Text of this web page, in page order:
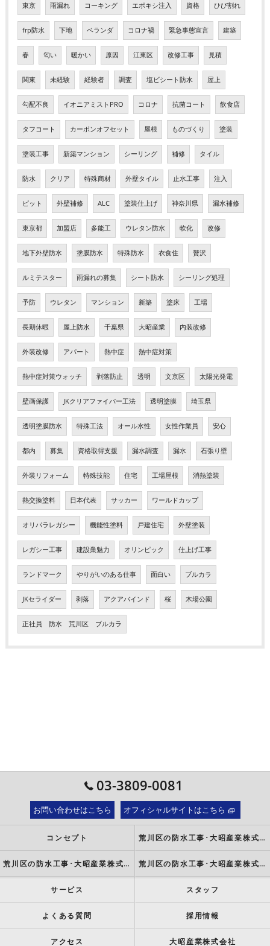
東京 雨漏れ コーキング エポキシ注入 資格 ひび割れ
frp防水 下地 ベランダ コロナ禍 緊急事態宣言 建築
春 匂い 暖かい 原因 江東区 改修工事 見積
関東 未経験 経験者 調査 塩ビシート防水 屋上
勾配不良 イオニアミストPRO コロナ 抗菌コート 飲食店
タフコート カーボンオフセット 屋根 ものづくり 塗装
塗装工事 新築マンション シーリング 補修 タイル
防水 クリア 特殊商材 外壁タイル 止水工事 注入
ピット 外壁補修 ALC 塗装仕上げ 神奈川県 漏水補修
東京都 加盟店 多能工 ウレタン防水 軟化 改修
地下外壁防水 塗膜防水 特殊防水 衣食住 贅沢
ルミテスター 雨漏れの募集 シート防水 シーリング処理
予防 ウレタン マンション 新築 塗床 工場
長期休暇 屋上防水 千葉県 大昭産業 内装改修
外装改修 アパート 熱中症 熱中症対策
熱中症対策ウォッチ 剥落防止 透明 文京区 太陽光発電
壁画保護 JKクリアファイバー工法 透明塗膜 埼玉県
透明塗膜防水 特殊工法 オール水性 女性作業員 安心
都内 募集 資格取得支援 漏水調査 漏水 石張り壁
外装リフォーム 特殊技能 住宅 工場屋根 消熱塗装
熱交換塗料 日本代表 サッカー ワールドカップ
オリパラレガシー 機能性塗料 戸建住宅 外壁塗装
レガシー工事 建設業魅力 オリンピック 仕上げ工事
ランドマーク やりがいのある仕事 面白い ブルカラ
JKセライダー 剥落 アクアバインド 桜 木場公園
正社員 防水 荒川区 ブルカラ
03-3809-0081
お問い合わせはこちら オフィシャルサイトはこちら
コンセプト 荒川区の防水工事･大昭産業株式会社の口コミ情報
荒川区の防水工事･大昭産業株式会社の評判 荒川区の防水工事･大昭産業株式会社のお客様の声
サービス スタッフ
よくある質問 採用情報
アクセス 大昭産業株式会社